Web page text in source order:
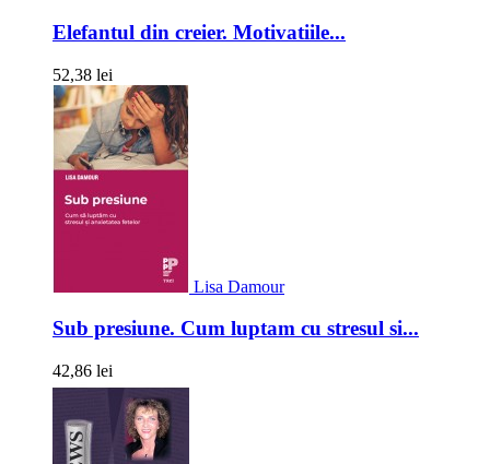
Elefantul din creier. Motivatiile...
52,38 lei
Lisa Damour
Sub presiune. Cum luptam cu stresul si...
42,86 lei